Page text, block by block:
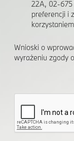
22A, 02-675
preferencji i
Wnioski o
wyrażeniu zgody